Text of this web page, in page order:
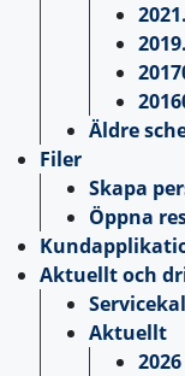
Äldre
Filer
Skapa
Öppna
Aktuellt och
Aktuellt
2026